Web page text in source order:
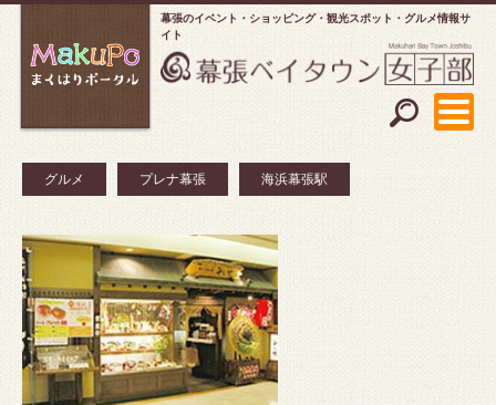
幕張のイベント・ショッピング
観光スポット・グルメ情報サ
イト
グルメ プレナ幕張 海浜幕張駅